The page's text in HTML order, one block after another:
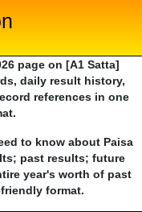
page on [A1 Satta]
daily result history,
references in one
to know about Paisa
past results; future
year's worth of past
format.